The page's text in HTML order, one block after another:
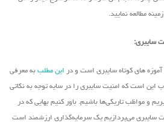
مطالعه نمایید.
های کوتاه سایبری است و در این مطلب به معرفی
است که امنیت سایبری را در سایه توجه به نکاتی
و مواظب تاریکی‌ها باشیم. باور کنیم بهایی که در
سایبری می‌پردازیم یک سرمایه‌گذاری ارزشمند است